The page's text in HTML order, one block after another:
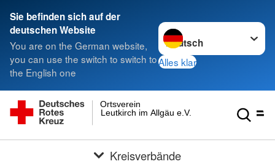
Sie befinden sich auf der
deutschen Website
You are on the German website,
you can use the switch to switch to
the English one
Sprache wechseln zu
Alles klar
Leutkirch im Allgäu e.V.
Ortsverein
Kreisverbände